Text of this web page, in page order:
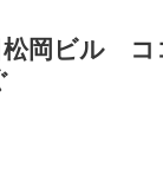
松岡ビル